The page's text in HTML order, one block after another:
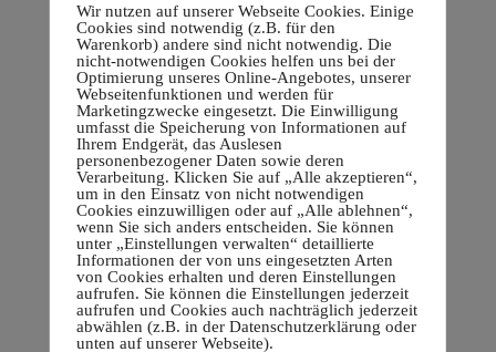
Wir nutzen auf unserer Webseite Cookies. Einige
Cookies sind notwendig (z.B. für den
Warenkorb) andere sind nicht notwendig. Die
nicht-notwendigen Cookies helfen uns bei der
Optimierung unseres Online-Angebotes, unserer
Webseitenfunktionen und werden für
Marketingzwecke eingesetzt. Die Einwilligung
umfasst die Speicherung von Informationen auf
Ihrem Endgerät, das Auslesen
personenbezogener Daten sowie deren
Verarbeitung. Klicken Sie auf „Alle akzeptieren“,
um in den Einsatz von nicht notwendigen
Cookies einzuwilligen oder auf „Alle ablehnen“,
wenn Sie sich anders entscheiden. Sie können
unter „Einstellungen verwalten“ detaillierte
Informationen der von uns eingesetzten Arten
von Cookies erhalten und deren Einstellungen
aufrufen. Sie können die Einstellungen jederzeit
aufrufen und Cookies auch nachträglich jederzeit
abwählen (z.B. in der Datenschutzerklärung oder
unten auf unserer Webseite).